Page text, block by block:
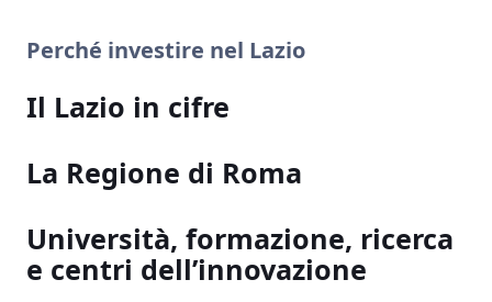
Perché investire nel Lazio
Il Lazio in cifre
La Regione di Roma
Università, formazione, ricerca
e centri dell’innovazione